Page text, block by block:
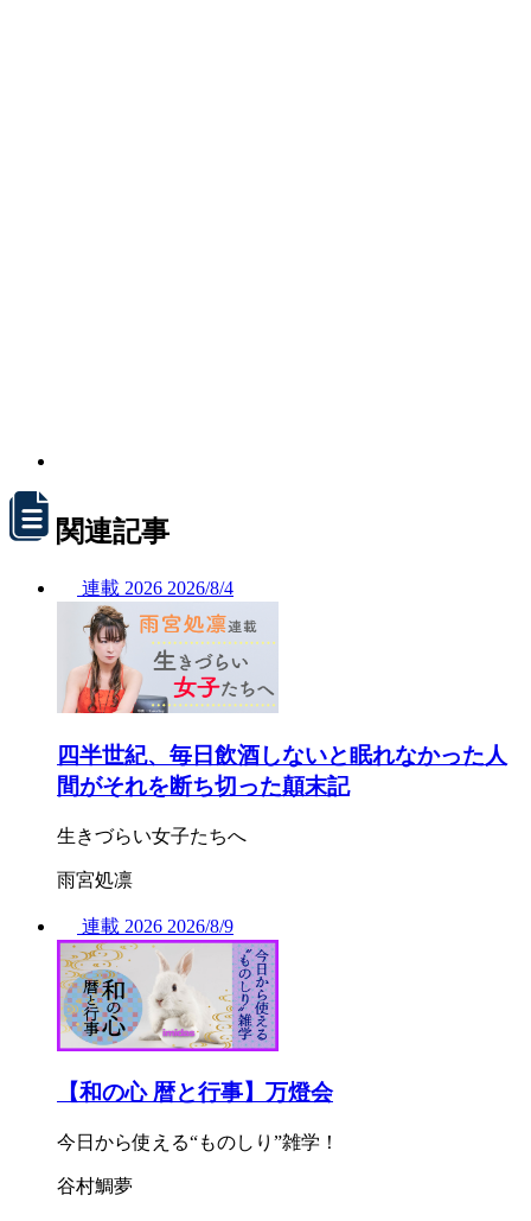
関連記事
連載 2026 2026/8/4
四半世紀、毎日飲酒しないと眠れなかった人
間がそれを断ち切った顛末記
生きづらい女子たちへ
雨宮処凛
連載 2026 2026/8/9
【和の心 暦と行事】万燈会
今日から使える“ものしり”雑学！
谷村鯛夢